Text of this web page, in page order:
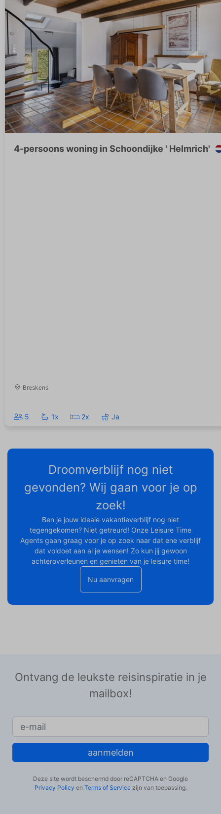
4-persoons woning in Schoondijke ' Helmrich'
Breskens
5 1x 2x Ja
Droomverblijf nog niet
gevonden? Wij gaan voor je op
zoek!
Ben je jouw ideale vakantieverblijf nog niet
tegengekomen? Niet getreurd! Onze Leisure Time
Agents gaan graag voor je op zoek naar dat ene verblijf
dat voldoet aan al je wensen! Zo kun jij gewoon
achteroverleunen en genieten van je leisure time!
Nu aanvragen
Ontvang de leukste reisinspiratie in je
mailbox!
aanmelden
Deze site wordt beschermd door reCAPTCHA en Google
Privacy Policy en Terms of Servicezijn van toepassing.